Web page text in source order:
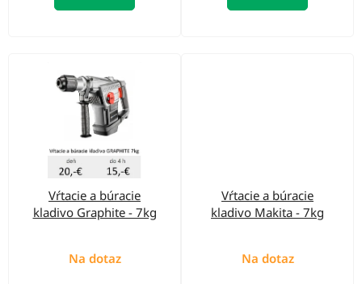
Vŕtacie a búracie
kladivo Graphite - 7kg
Na dotaz
Vŕtacie a búracie
kladivo Makita - 7kg
Na dotaz